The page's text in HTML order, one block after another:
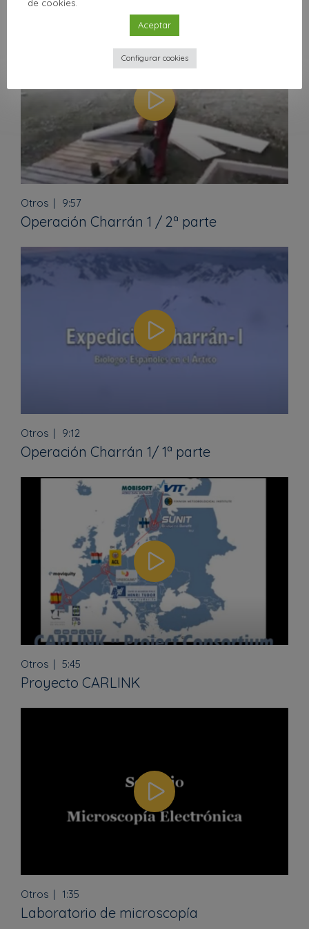
Otros 9:57
Operación Charrán 1 / 2ª parte
Otros 9:12
Operación Charrán 1/ 1ª parte
Otros 5:45
Proyecto CARLINK
Otros 1:35
Laboratorio de microscopía
de cookies.
Aceptar
Configurar cookies